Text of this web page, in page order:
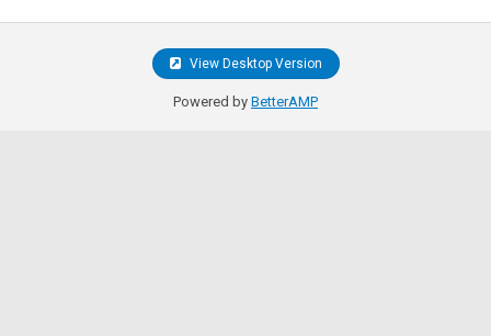
View Desktop Version
Powered by BetterAMP